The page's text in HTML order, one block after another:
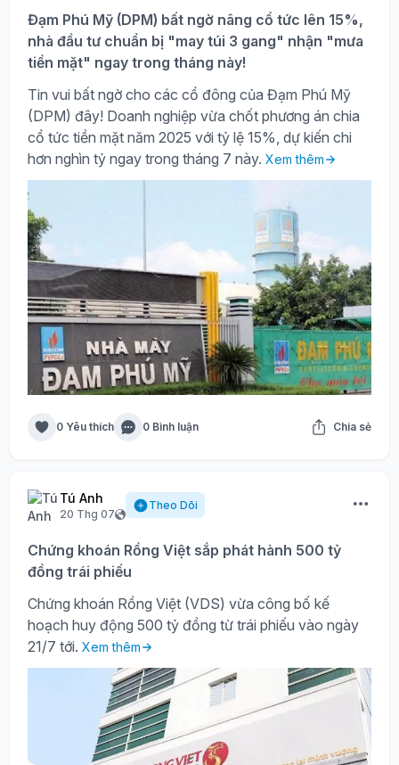
Đạm Phú Mỹ (DPM) bất ngờ nâng cổ tức lên 15%,
nhà đầu tư chuẩn bị "may túi 3 gang" nhận "mưa
tiền mặt" ngay trong tháng này!
Tin vui bất ngờ cho các cổ đông của Đạm Phú Mỹ
(DPM) đây! Doanh nghiệp vừa chốt phương án chia
cổ tức tiền mặt năm 2025 với tỷ lệ 15%, dự kiến chi
hơn nghìn tỷ ngay trong tháng 7 này. Xem thêm
0 Yêu thích 0 Bình luận Chia sẻ
Tú Anh
20 Thg 07
Theo Dõi
Chứng khoán Rồng Việt sắp phát hành 500 tỷ
đồng trái phiếu
Chứng khoán Rồng Việt (VDS) vừa công bố kế
hoạch huy động 500 tỷ đồng từ trái phiếu vào ngày
21/7 tới. Xem thêm